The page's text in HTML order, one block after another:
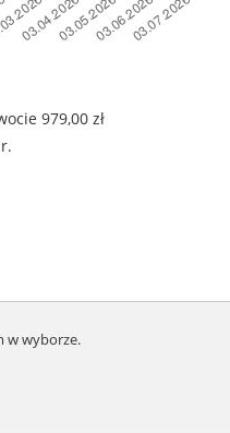
979,00 zł
w wyborze.